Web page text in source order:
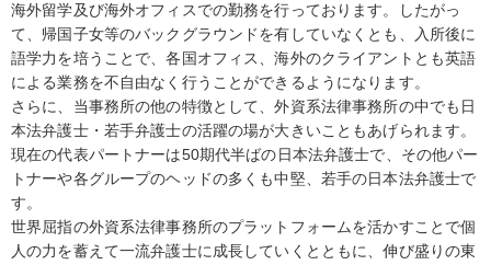
海外留学及び海外オフィスでの勤務を行っております。したがっ
て、帰国子女等のバックグラウンドを有していなくとも、入所後に
語学力を培うことで、各国オフィス、海外のクライアントとも英語
による業務を不自由なく行うことができるようになります。
さらに、当事務所の他の特徴として、外資系法律事務所の中でも日
本法弁護士・若手弁護士の活躍の場が大きいこともあげられます。
現在の代表パートナーは50期代半ばの日本法弁護士で、その他パー
トナーや各グループのヘッドの多くも中堅、若手の日本法弁護士で
す。
世界屈指の外資系法律事務所のプラットフォームを活かすことで個
人の力を蓄えて一流弁護士に成長していくとともに、伸び盛りの東